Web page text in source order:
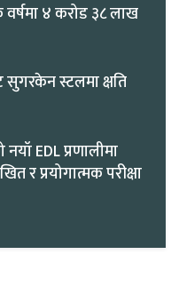
वर्षमा ४ करोड ३८ लाख
सुगरकेन स्टलमा क्षति
EDL प्रणालीमा
र प्रयोगात्मक परीक्षा